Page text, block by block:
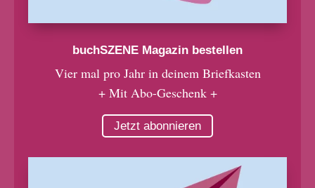
buchSZENE Magazin bestellen
Vier mal pro Jahr in deinem Briefkasten
+ Mit Abo-Geschenk +
Jetzt abonnieren